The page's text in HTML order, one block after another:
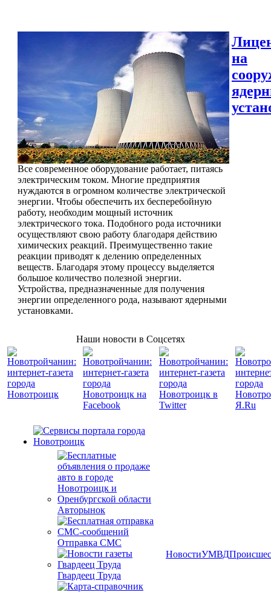
Все современное оборудование работает, питаясь
электрическим током. Многие предприятия
нуждаются в огромном количестве электрической
энергии. Чтобы обеспечить их бесперебойную
работу, необходим мощный источник
электрического тока. Подобного рода источники
осуществляют свою работу благодаря действию
химических реакций. Преимущественно такие
реакции приводят к делению определенных
веществ. Благодаря этому процессу выделяется
большое количество полезной энергии.
Устройства, предназначенные для получения
энергии определенного рода, называют ядерными
установками.
на
Наши новости в Соцсетях
Авторынок
Отправка СМС
Гвардеец Труда
НовостиУМВД